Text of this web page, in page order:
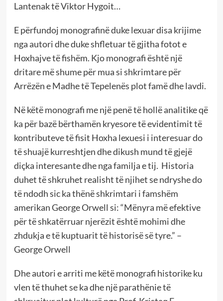
Lantenak të Viktor Hygoit…
E përfundoj monografinë duke lexuar disa krijime
nga autori dhe duke shfletuar të gjitha fotot e
Hoxhajve të fishëm. Kjo monografi është një
dritare më shume për mua si shkrimtare për
Arrëzën e Madhe të Tepelenës plot famë dhe lavdi.
Në këtë monografi me një penë të hollë analitike që
ka për bazë bërthamën kryesore të evidentimit të
kontributeve të fisit Hoxha lexuesi i interesuar do
të shuajë kurreshtjen dhe dikush mund të gjejë
diçka interesante dhe nga familja e tij. Historia
duhet të shkruhet realisht të njihet se ndryshe do
të ndodh sic ka thënë shkrimtari i famshëm
amerikan George Orwell si: “Mënyra më efektive
për të shkatërruar njerëzit është mohimi dhe
zhdukja e të kuptuarit të historisë së tyre.” –
George Orwell
Dhe autori e arriti me këtë monografi historike ku
vlen të thuhet se ka dhe një parathënie të